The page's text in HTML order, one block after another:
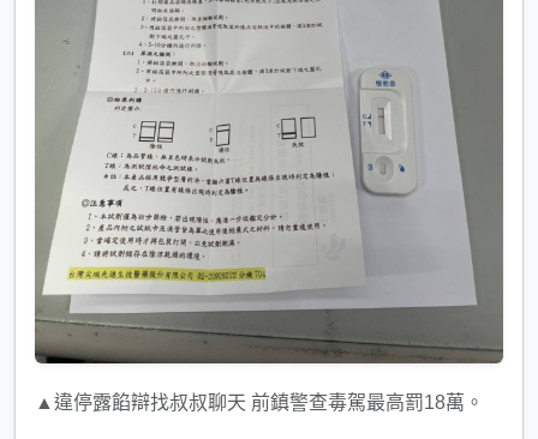
▲違停露餡辯找叔叔聊天 前鎮警查毒駕最高罰18萬。